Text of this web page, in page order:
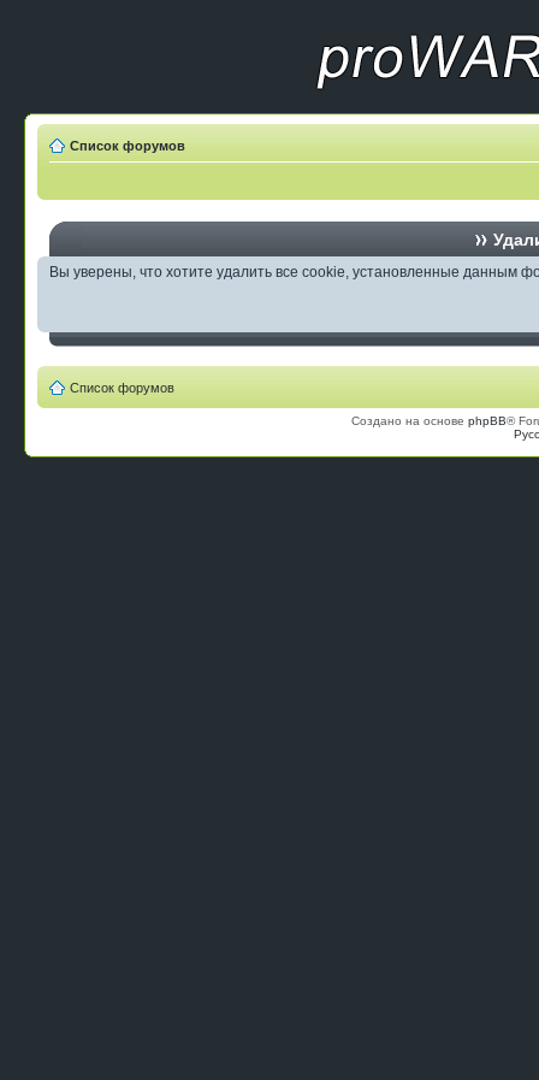
Список форумов
Вы уверены, что хотите удалить все cookie, установленные данным
Список форумов
Создано на основе phpBB®